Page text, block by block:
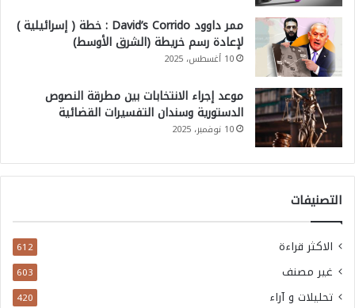
ممر داوود David’s Corrido : خطة ( إسرائيلية )
لإعادة رسم خريطة (الشرق الأوسط)
10 أغسطس، 2025
موعد إجراء الانتخابات بين مطرقة النصوص
الدستورية وسندان التفسيرات القضائية
10 نوفمبر، 2025
التصنيفات
الاكثر قراءة 612
غير مصنف 603
تحليلات و آراء 420